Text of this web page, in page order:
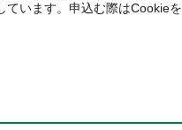
います。申込む際はCookie